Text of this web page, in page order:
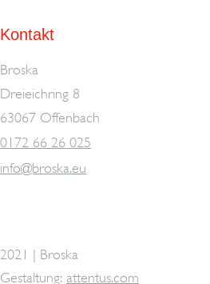
Kontakt
Broska
Dreieichring 8
63067 Offenbach
0172 66 26 025
info@broska.eu
2021 | Broska
Gestaltung: attentus.com